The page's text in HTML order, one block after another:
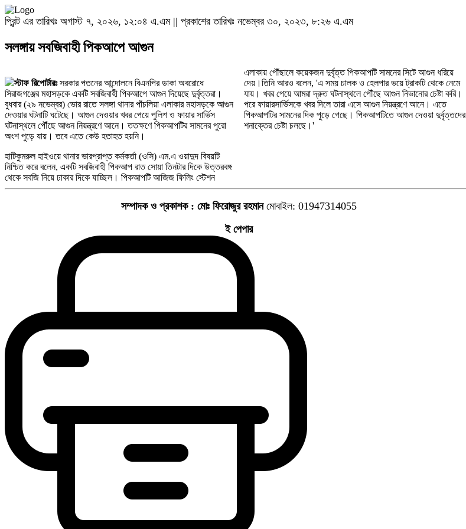
প্রিন্ট এর তারিখঃ অগাস্ট ৭, ২০২৬, ১২:০৪ এ.এম || প্রকাশের তারিখঃ নভেম্বর ৩০, ২০২৩, ৮:২৬ এ.এম
সলঙ্গায় সবজিবাহী পিকআপে আগুন
স্টাফ রিপোর্টারঃসরকার পতনের আন্দোলনে বিএনপির ডাকা অবরোধে
সিরাজগঞ্জের মহাসড়কে একটি সবজিবাহী পিকআপে আগুন দিয়েছে দুর্বৃত্তরা।
বুধবার (২৯ নভেম্বর) ভোর রাতে সলঙ্গা থানার পাঁচলিয়া এলাকার মহাসড়কে আগুন
দেওয়ার ঘটনাটি ঘটেছে। আগুন দেওয়ার খবর পেয়ে পুলিশ ও ফায়ার সার্ভিস
ঘটনাস্থলে পৌঁছে আগুন নিয়ন্ত্রণে আনে। ততক্ষণে পিকআপটির সামনের পুরো
অংশ পুড়ে যায়। তবে এতে কেউ হতাহত হয়নি।
হাটিকুমরুল হাইওয়ে থানার ভারপ্রাপ্ত কর্মকর্তা (ওসি) এম.এ ওয়াদুদ বিষয়টি
নিশ্চিত করে বলেন, একটি সবজিবাহী পিকআপ রাত সোয়া তিনটার দিকে উত্তরবঙ্গ
থেকে সবজি নিয়ে ঢাকার দিকে যাচ্ছিল। পিকআপটি আজিজ ফিলিং স্টেশন
এলাকায় পৌঁছালে কয়েকজন দুর্বৃত্ত পিকআপটি সামনের সিটে আগুন ধরিয়ে
দেয়।তিনি আরও বলেন, 'এ সময় চালক ও হেলপার ভয়ে ট্রাকটি থেকে নেমে
যায়। খবর পেয়ে আমরা দ্রুত ঘটনাস্থলে পৌঁছে আগুন নিভানোর চেষ্টা করি।
পরে ফায়ারসার্ভিসকে খবর দিলে তারা এসে আগুন নিয়ন্ত্রণে আনে। এতে
পিকআপটির সামনের দিক পুড়ে গেছে। পিকআপটিতে আগুন দেওয়া দুর্বৃত্তদের
শনাক্তের চেষ্টা চলছে।'
সম্পাদক ও প্রকাশক : মোঃ ফিরোজুর রহমানমোবাইল: 01947314055
ই পেপার